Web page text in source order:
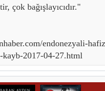
çok bağışlayıcıdır."
endonezyali-
2017-04-27.html